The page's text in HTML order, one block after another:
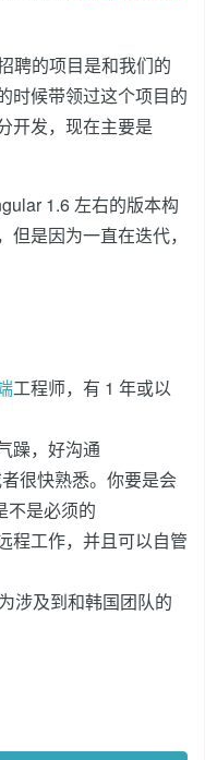
聘的项目是和我们的
时候带领过这个项目的
开发，现在主要是
1.6 左右的版本构
是因为一直在迭代，
工程师，有 1 年或以
躁，好沟通
很快熟悉。你要是会
不是必须的
程工作，并且可以自管
涉及到和韩国团队的